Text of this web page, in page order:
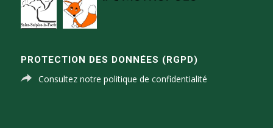
PROTECTION DES DONNÉES (RGPD)
Consultez notre politique de confidentialité